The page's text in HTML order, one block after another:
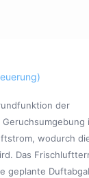
der
wodurch
Das
geplante